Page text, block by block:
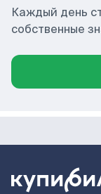
Каждый день
собственные